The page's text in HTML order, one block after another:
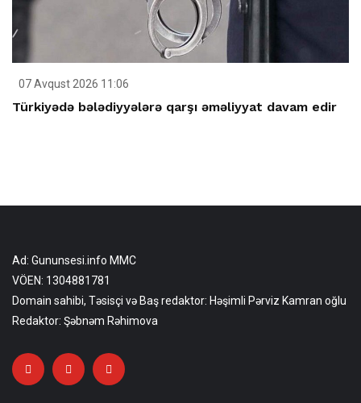
07 Avqust 2026 11:06
Türkiyədə bələdiyyələrə qarşı əməliyyat davam edir
Ad: Gununsesi.info MMC
VÖEN: 1304881781
Domain sahibi, Təsisçi və Baş redaktor: Həşimli Pərviz Kamran oğlu
Redaktor: Şəbnəm Rəhimova